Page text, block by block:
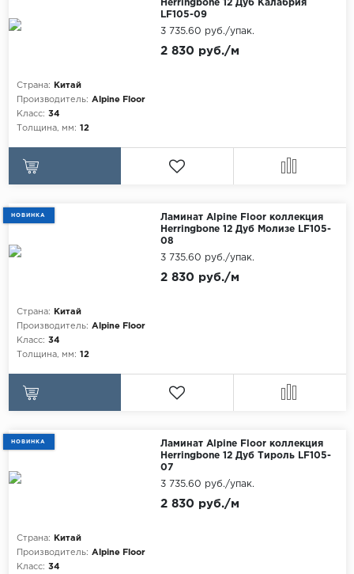
Herringbone 12 Дуб Калабрия
LF105-09
Страна:
Китай
Производитель: Alpine Floor
Класс: 34
Толщина, мм: 12
2 830 руб./м
3 735.60 руб./упак.
НОВИНКА
Ламинат Alpine Floor коллекция
Herringbone 12 Дуб Молизе LF105-
08
Страна:
Китай
Производитель: Alpine Floor
Класс: 34
Толщина, мм: 12
2 830 руб./м
3 735.60 руб./упак.
НОВИНКА
Ламинат Alpine Floor коллекция
Herringbone 12 Дуб Тироль LF105-
07
Страна:
Китай
Производитель: Alpine Floor
Класс: 34
2 830 руб./м
3 735.60 руб./упак.